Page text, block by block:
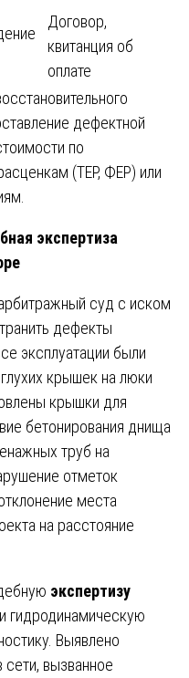
Договор,
квитанция об
оплате
дефектной
по
(ТЕР, ФЕР) или
экспертиза
суд с иском
дефекты
эксплуатации были
крышек на люки
крышки для
бетонирования днища
труб на
отметок
места
на расстояние
экспертизу
гидродинамическую
Выявлено
сети, вызванное